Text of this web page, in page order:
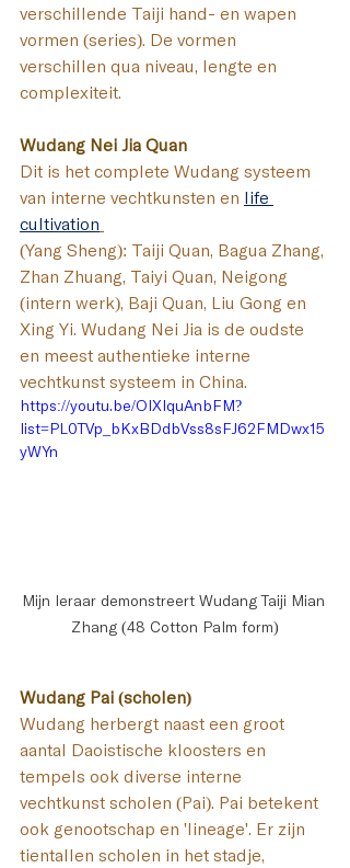
verschillende Taiji hand- en wapen
vormen (series). De vormen
verschillen qua niveau, lengte en
complexiteit.
Wudang Nei Jia Quan
Dit is het complete Wudang systeem
van interne vechtkunsten en life
cultivation
(Yang Sheng): Taiji Quan, Bagua Zhang,
Zhan Zhuang, Taiyi Quan, Neigong
(intern werk), Baji Quan, Liu Gong en
Xing Yi. Wudang Nei Jia is de oudste
en meest authentieke interne
vechtkunst systeem in China.
https://youtu.be/OIXIquAnbFM?
list=PL0TVp_bKxBDdbVss8sFJ62FMDwx15
yWYn
Mijn leraar demonstreert Wudang Taiji Mian
Zhang (48 Cotton Palm form)
Wudang Pai (scholen)
Wudang herbergt naast een groot
aantal Daoistische kloosters en
tempels ook diverse interne
vechtkunst scholen (Pai). Pai betekent
ook genootschap en 'lineage'. Er zijn
tientallen scholen in het stadje,